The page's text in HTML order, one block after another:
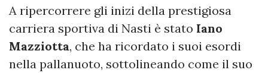
A ripercorrere gli inizi della prestigiosa
carriera sportiva di Nasti è stato Iano
Mazziotta, che ha ricordato i suoi esordi
nella pallanuoto, sottolineando come il suo